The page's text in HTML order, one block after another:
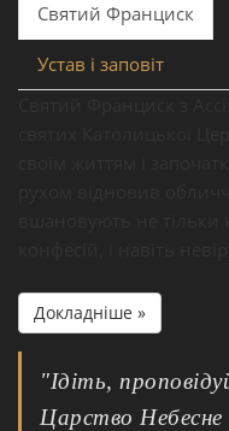
Святий Франциск
Устав і заповіт
Докладніше »
"Ідіть,
Царство Небесне